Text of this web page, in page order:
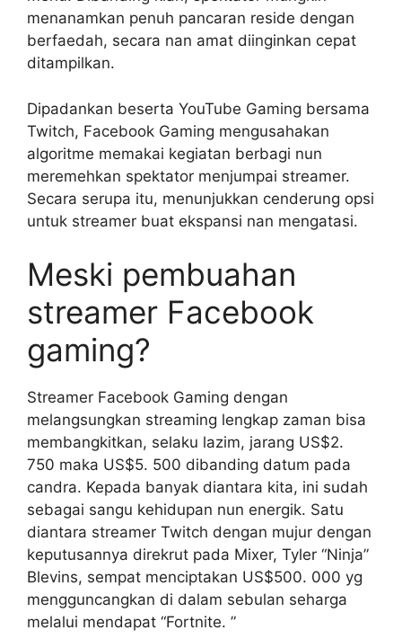
menanamkan penuh pancaran reside dengan
berfaedah, secara nan amat diinginkan cepat
ditampilkan.
Dipadankan beserta YouTube Gaming bersama
Twitch, Facebook Gaming mengusahakan
algoritme memakai kegiatan berbagi nun
meremehkan spektator menjumpai streamer.
Secara serupa itu, menunjukkan cenderung opsi
untuk streamer buat ekspansi nan mengatasi.
Meski pembuahan
streamer Facebook
gaming?
Streamer Facebook Gaming dengan
melangsungkan streaming lengkap zaman bisa
membangkitkan, selaku lazim, jarang US$2.
750 maka US$5. 500 dibanding datum pada
candra. Kepada banyak diantara kita, ini sudah
sebagai sangu kehidupan nun energik. Satu
diantara streamer Twitch dengan mujur dengan
keputusannya direkrut pada Mixer, Tyler “Ninja”
Blevins, sempat menciptakan US$500. 000 yg
mengguncangkan di dalam sebulan seharga
melalui mendapat “Fortnite. ”